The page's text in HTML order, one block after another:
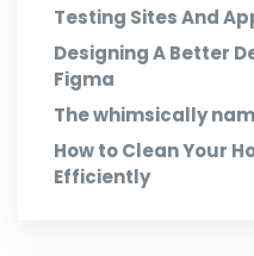
Testing Sites And
Designing A Better
Figma
The whimsically
How to Clean Your
Efficiently